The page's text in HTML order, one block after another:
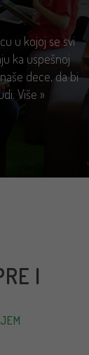
u kojoj se svi
ka uspešnoj
dece, da bi
Više »
I